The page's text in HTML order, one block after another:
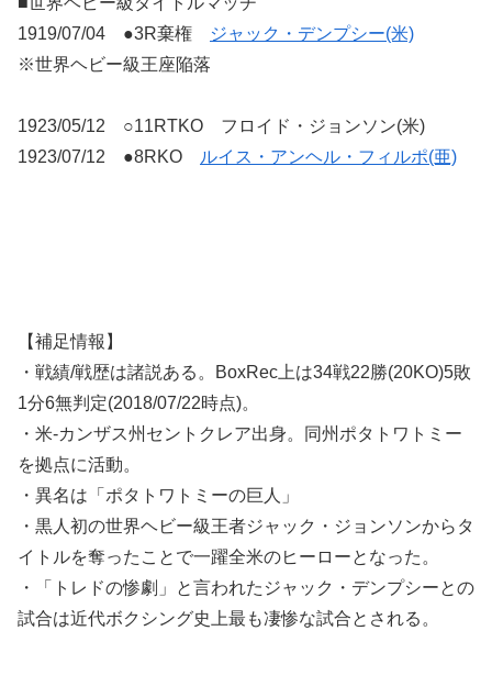
1919/07/04 ●3R棄権
ジャック・デンプシー(米)
※世界ヘビー級王座陥落
1923/05/12 ○11RTKO フロイド・ジョンソン(米)
1923/07/12 ●8RKO
ルイス・アンヘル・フィルポ(亜)
【補足情報】
・戦績/戦歴は諸説ある。BoxRec上は34戦22勝(20KO)5敗
1分6無判定(2018/07/22時点)。
・米-カンザス州セントクレア出身。同州ポタトワトミー
を拠点に活動。
・異名は「ポタトワトミーの巨人」
・黒人初の世界ヘビー級王者ジャック・ジョンソンからタ
イトルを奪ったことで一躍全米のヒーローとなった。
・「トレドの惨劇」と言われたジャック・デンプシーとの
試合は近代ボクシング史上最も凄惨な試合とされる。